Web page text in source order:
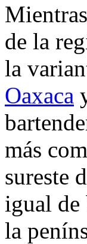
de la
la
Oaxaca
más
sureste
igual de
la